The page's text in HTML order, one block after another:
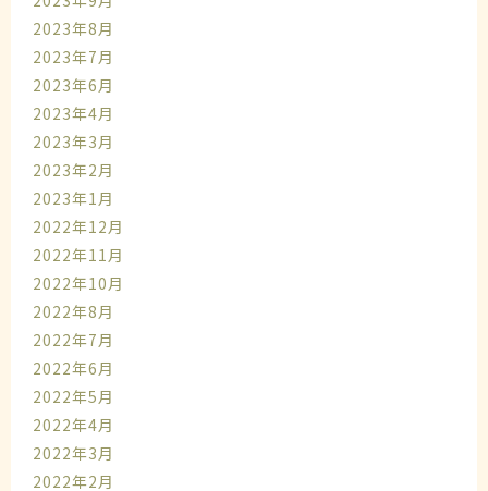
2023年8月
2023年7月
2023年6月
2023年4月
2023年3月
2023年2月
2023年1月
2022年12月
2022年11月
2022年10月
2022年8月
2022年7月
2022年6月
2022年5月
2022年4月
2022年3月
2022年2月